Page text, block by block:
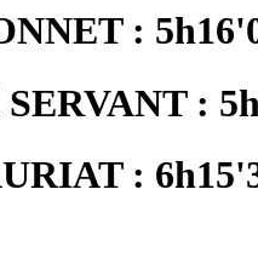
:
:
: